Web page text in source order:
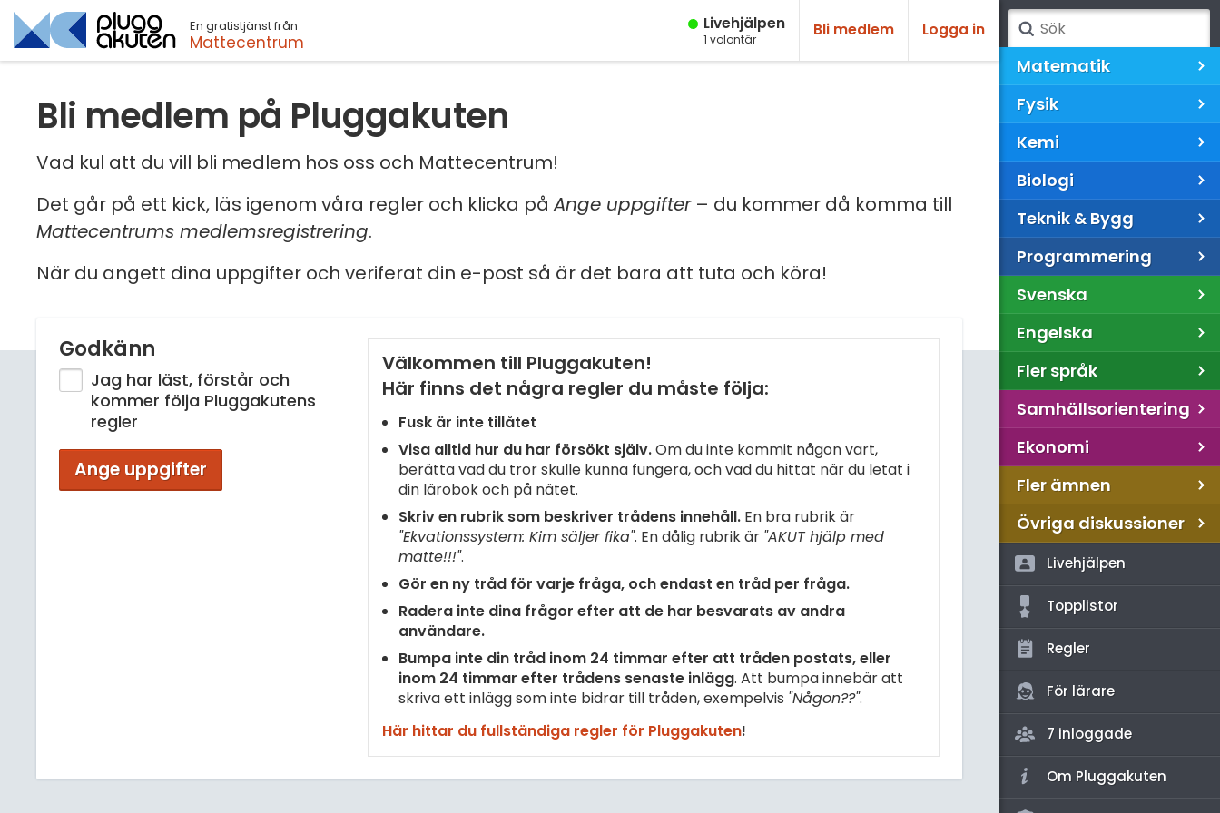
En gratistjänst från
Mattecentrum
Live­hjälpen
1 volontär
Bli medlem Logga in
Bli medlem på Pluggakuten
Vad kul att du vill bli medlem hos oss och Mattecentrum!
Det går på ett kick, läs igenom våra regler och klicka påAnge uppgifter– du kommer då komma till
Mattecentrums medlemsregistrering.
När du angett dina uppgifter och veriferat din e-post så är det bara att tuta och köra!
Godkänn
Jag har läst, förstår och
kommer följa Pluggakutens
regler
Ange uppgifter
Välkommen till Pluggakuten!
Här finns det några regler du måste följa:
Fusk är inte tillåtet
Visa alltid hur du har försökt själv.Om du inte kommit någon vart,
berätta vad du tror skulle kunna fungera, och vad du hittat när du letat i
din lärobok och på nätet.
Skriv en rubrik som beskriver trådens innehåll. En bra rubrik är
"Ekvationssystem: Kim säljer fika". En dålig rubrik är "AKUT hjälp med
matte!!!".
Gör en ny tråd för varje fråga, och endast en tråd per fråga.
Radera inte dina frågor efter att de har besvarats av andra
användare.
Bumpa inte din tråd inom 24 timmar efter att tråden postats, eller
inom 24 timmar efter trådens senaste inlägg. Att bumpa innebär att
skriva ett inlägg som inte bidrar till tråden, exempelvis "Någon??".
Här hittar du fullständiga regler för Pluggakuten!
Sök
Matematik
Fysik
Kemi
Biologi
Teknik & Bygg
Programmering
Svenska
Engelska
Fler språk
Samhällsorientering
Ekonomi
Fler ämnen
Övriga diskussioner
Livehjälpen
Topplistor
Regler
För lärare
7 inloggade
Om Pluggakuten